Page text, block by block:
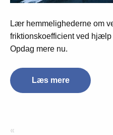
Lær hemmelighederne om
friktionskoefficient ved
Opdag mere nu.
Læs mere
«